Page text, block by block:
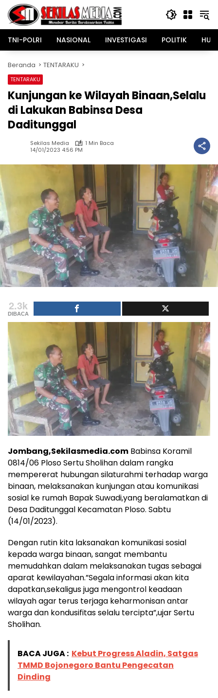
Langsung
konten
TNI-POLRI
NASIONAL INVESTIGASI POLITIK
Beranda TENTARAKU
TENTARAKU
Kunjungan ke Wilayah Binaan,Selalu
di Lakukan Babinsa Desa
Daditunggal
Sekilas Media
1 Min Baca
14/01/2023 4:56 PM
2.3k
DIBACA
Jombang,Sekilasmedia.com Babinsa Koramil
0814/06 Ploso Sertu Sholihan dalam rangka
mempererat hubungan silaturahmi terhadap warga
binaan, melaksanakan kunjungan atau komunikasi
sosial ke rumah Bapak Suwadi,yang beralamatkan di
Desa Daditunggal Kecamatan Ploso. Sabtu
(14/01/2023).
Dengan rutin kita laksanakan komunikasi sosial
kepada warga binaan, sangat membantu
memudahkan dalam melaksanakan tugas sebagai
aparat kewilayahan.”Segala informasi akan kita
dapatkan,sekaligus juga mengontrol keadaan
wilayah agar terus terjaga keharmonisan antar
warga dan kondusifitas selalu tercipta”,ujar Sertu
Sholihan.
BACA JUGA : Kebut Progress Aladin, Satgas
TMMD Bojonegoro Bantu Pengecatan
Dinding